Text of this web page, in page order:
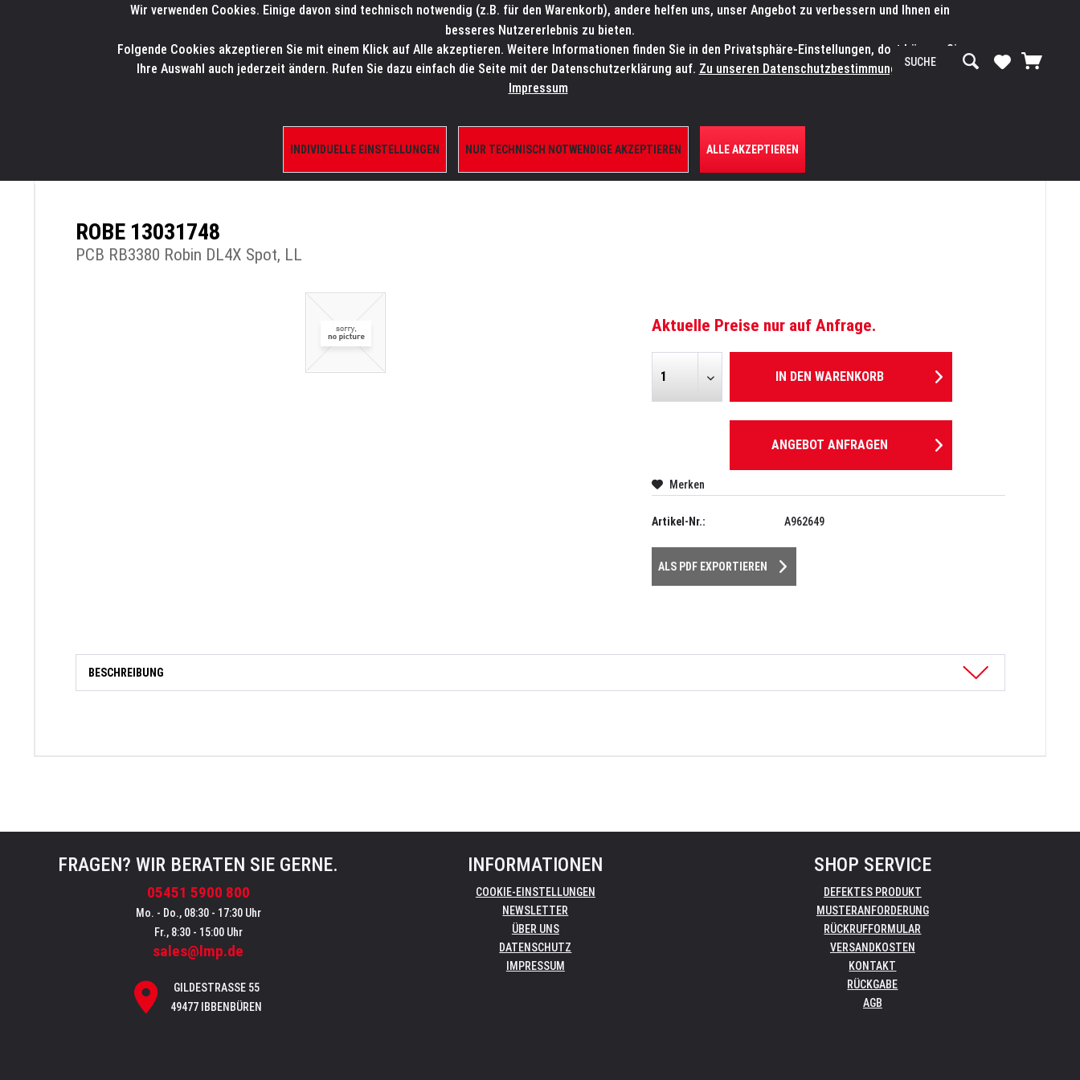
SALES-HOTLINE: +49 5451 5900-800 24/7: sales@lmp.de SERVICE-WERKSTATT Service/Hilfe
HOME PRODUKTE/SHOP MARKEN AKTUELLES SERVICE ÜBER UNS
ERSATZTEILE
ROBE 13031748
PCB RB3380 Robin DL4X Spot, LL
Aktuelle Preise nur auf Anfrage.
IN DEN WARENKORB
ANGEBOT ANFRAGEN
Merken
Artikel-Nr.: A962649
ALS PDF EXPORTIEREN
BESCHREIBUNG
FRAGEN? WIR BERATEN SIE GERNE.
05451 5900 800
Mo. - Do., 08:30 - 17:30 Uhr
Fr., 8:30 - 15:00 Uhr
sales@lmp.de
GILDESTRASSE 55
49477 IBBENBÜREN
INFORMATIONEN
COOKIE-EINSTELLUNGEN
NEWSLETTER
ÜBER UNS
DATENSCHUTZ
IMPRESSUM
SHOP SERVICE
DEFEKTES PRODUKT
MUSTERANFORDERUNG
RÜCKRUFFORMULAR
VERSANDKOSTEN
KONTAKT
RÜCKGABE
AGB
Wir verwenden Cookies. Einige davon sind technisch notwendig (z.B. für den Warenkorb), andere helfen uns, unser Angebot zu verbessern und Ihnen ein
besseres Nutzererlebnis zu bieten.
Folgende Cookies akzeptieren Sie mit einem Klick auf Alle akzeptieren. Weitere Informationen finden Sie in den Privatsphäre-Einstellungen, dort können Sie
Ihre Auswahl auch jederzeit ändern. Rufen Sie dazu einfach die Seite mit der Datenschutzerklärung auf. Zu unseren Datenschutzbestimmungen. Zum
Impressum
INDIVIDUELLE EINSTELLUNGEN NUR TECHNISCH NOTWENDIGE AKZEPTIEREN ALLE AKZEPTIEREN